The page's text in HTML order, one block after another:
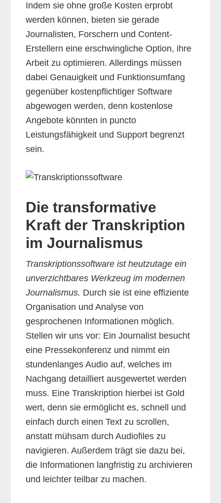
Indem sie ohne große Kosten erprobt
werden können, bieten sie gerade
Journalisten, Forschern und Content-
Erstellern eine erschwingliche Option, ihre
Arbeit zu optimieren. Allerdings müssen
dabei Genauigkeit und Funktionsumfang
gegenüber kostenpflichtiger Software
abgewogen werden, denn kostenlose
Angebote könnten in puncto
Leistungsfähigkeit und Support begrenzt
sein.
Die transformative
Kraft der Transkription
im Journalismus
Transkriptionssoftware ist heutzutage ein
unverzichtbares Werkzeug im modernen
Journalismus. Durch sie ist eine effiziente
Organisation und Analyse von
gesprochenen Informationen möglich.
Stellen wir uns vor: Ein Journalist besucht
eine Pressekonferenz und nimmt ein
stundenlanges Audio auf, welches im
Nachgang detailliert ausgewertet werden
muss. Eine Transkription hierbei ist Gold
wert, denn sie ermöglicht es, schnell und
einfach durch einen Text zu scrollen,
anstatt mühsam durch Audiofiles zu
navigieren. Außerdem trägt sie dazu bei,
die Informationen langfristig zu archivieren
und leichter teilbar zu machen.